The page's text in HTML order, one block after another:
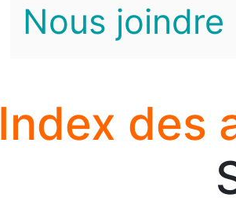
Nous joindre
Index des